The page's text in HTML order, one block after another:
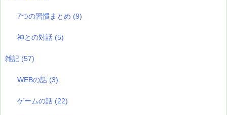
7つの習慣まとめ (9)
神との対話 (5)
雑記 (57)
WEBの話 (3)
ゲームの話 (22)